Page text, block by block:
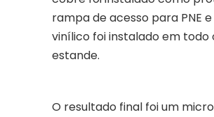
rampa de acesso para PNE
vinílico foi instalado em todo
estande.
O resultado final foi um